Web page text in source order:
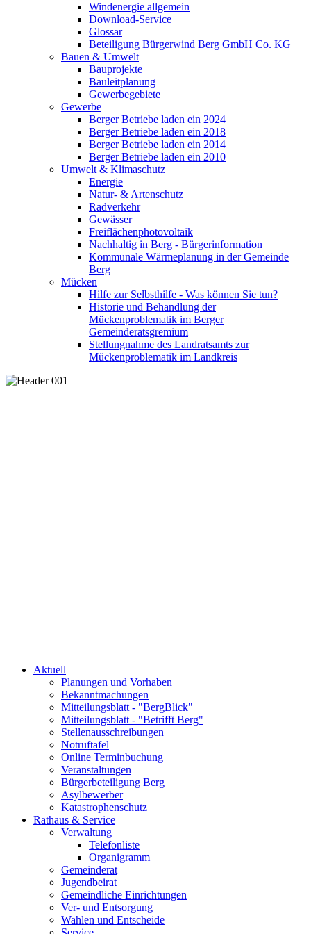
Windenergie allgemein
Download-Service
Glossar
Beteiligung Bürgerwind Berg GmbH Co. KG
Bauen & Umwelt
Bauprojekte
Bauleitplanung
Gewerbegebiete
Gewerbe
Berger Betriebe laden ein 2024
Berger Betriebe laden ein 2018
Berger Betriebe laden ein 2014
Berger Betriebe laden ein 2010
Umwelt & Klimaschutz
Energie
Natur- & Artenschutz
Radverkehr
Gewässer
Freiflächenphotovoltaik
Nachhaltig in Berg - Bürgerinformation
Kommunale Wärmeplanung in der Gemeinde
Berg
Mücken
Hilfe zur Selbsthilfe - Was können Sie tun?
Historie und Behandlung der
Mückenproblematik im Berger
Gemeinderatsgremium
Stellungnahme des Landratsamts zur
Mückenproblematik im Landkreis
Aktuell
Planungen und Vorhaben
Bekanntmachungen
Mitteilungsblatt - "BergBlick"
Mitteilungsblatt - "Betrifft Berg"
Stellenausschreibungen
Notruftafel
Online Terminbuchung
Veranstaltungen
Bürgerbeteiligung Berg
Asylbewerber
Katastrophenschutz
Rathaus & Service
Verwaltung
Telefonliste
Organigramm
Gemeinderat
Jugendbeirat
Gemeindliche Einrichtungen
Ver- und Entsorgung
Wahlen und Entscheide